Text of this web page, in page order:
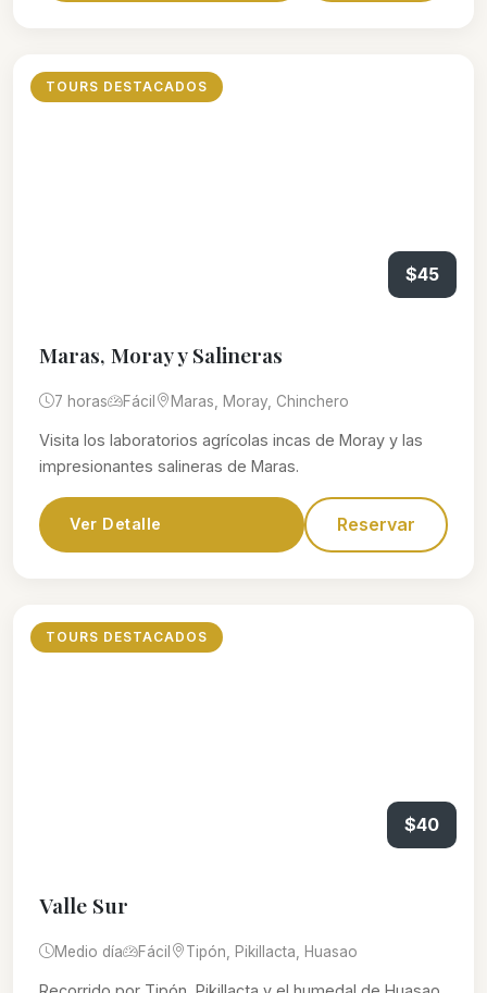
TOURS DESTACADOS
$45
Maras, Moray y Salineras
7 horas Fácil Maras, Moray, Chinchero
Visita los laboratorios agrícolas incas de Moray y las
impresionantes salineras de Maras.
Ver Detalle Reservar
TOURS DESTACADOS
$40
Valle Sur
Medio día Fácil Tipón, Pikillacta, Huasao